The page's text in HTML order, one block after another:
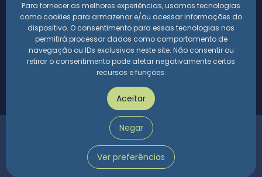
Eu concordo em receber a Newsletter e outros materiais
informativos da 360 Compliance. Estou ciente de que
meus dados pessoais serão utilizados conforme a
Política de Privacidadeda empresa.
360 Compliance | 2024 © Todos os direitos reservados.
Política de privacidade
Para fornecer as melhores experiências, usamos tecnologias
como cookies para armazenar e/ou acessar informações do
dispositivo. O consentimento para essas tecnologias nos
permitirá processar dados como comportamento de
navegação ou IDs exclusivos neste site. Não consentir ou
retirar o consentimento pode afetar negativamente certos
recursos e funções.
Aceitar
Negar
Ver preferências